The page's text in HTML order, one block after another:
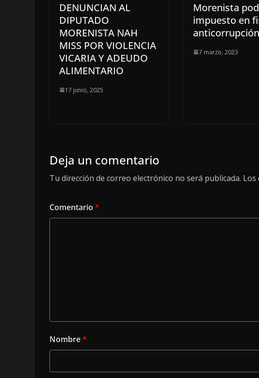
DENUNCIAN AL
DIPUTADO
MORENISTA NAH
MISS POR VIOLENCIA
VICARIA Y ADEUDO
ALIMENTARIO
17 junio, 2025
Morenista
impuesto en
anticorrupción
7 marzo, 2023
Deja un comentario
Tu dirección de correo electrónico no será publicada. Los
Comentario *
Nombre*